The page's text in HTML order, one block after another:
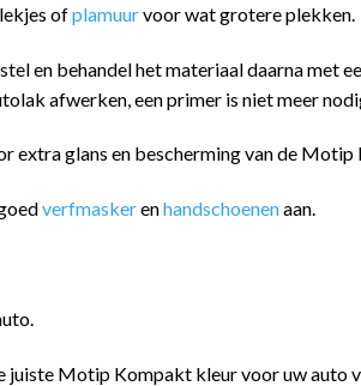
ofplamuurvoor wat grotere plekken.
en behandel het materiaal daarna met
afwerken, een primer is niet meer
extra glans en bescherming van de
verfmaskerenhandschoenenaan.
juiste Motip Kompakt kleur voor uw auto